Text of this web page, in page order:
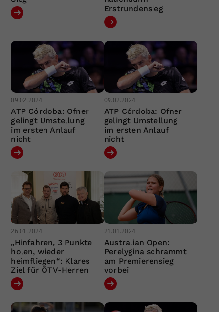
Erstrundensieg
09.02.2024
ATP Córdoba: Ofner
gelingt Umstellung
im ersten Anlauf
nicht
09.02.2024
ATP Córdoba: Ofner
gelingt Umstellung
im ersten Anlauf
nicht
26.01.2024
„Hinfahren, 3 Punkte
holen, wieder
heimfliegen“: Klares
Ziel für ÖTV-Herren
21.01.2024
Australian Open:
Perelygina schrammt
am Premierensieg
vorbei